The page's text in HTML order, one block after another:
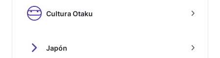
Cultura Otaku
Japón